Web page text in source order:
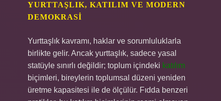
YURTTAŞLIK, KATILIM VE MODERN
DEMOKRASI
Yurttaşlık kavramı, haklar ve sorumluluklarla
birlikte gelir. Ancak yurttaşlık, sadece yasal
statüyle sınırlı değildir; toplum içindeki katılım
biçimleri, bireylerin toplumsal düzeni yeniden
üretme kapasitesi ile de ölçülür. Fıdda benzeri